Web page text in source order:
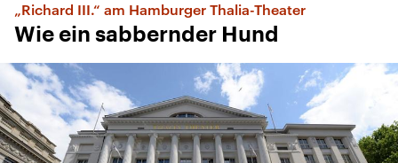
„Richard III.“ am Hamburger Thalia-Theater
Wie ein sabbernder Hund